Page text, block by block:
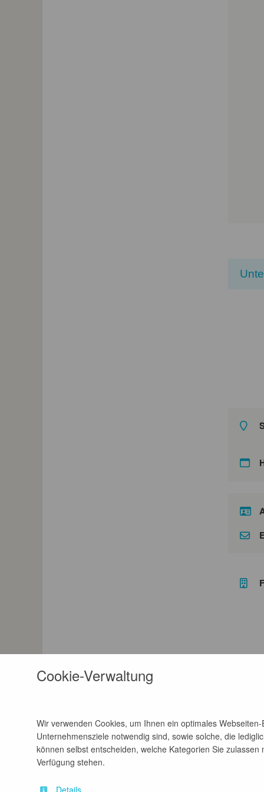
Cookie-Verwaltung
Wir verwenden Cookies, um Ihnen ein optimales
Unternehmensziele notwendig sind, sowie solche, die
können selbst entscheiden, welche Kategorien Sie
Verfügung stehen.
Details